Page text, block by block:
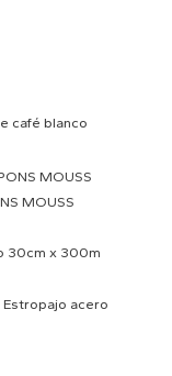
café blanco
MOUSS
30cm x 300m
Estropajo acero